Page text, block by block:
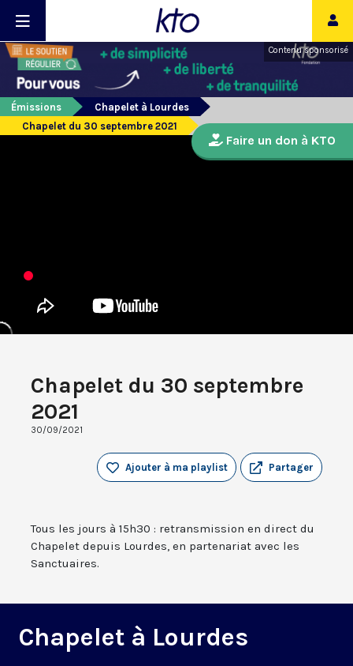
Contenu sponsorisé
Émissions
Chapelet à Lourdes
Chapelet du 30 septembre 2021
Chapelet du 30 septembre
2021
30/09/2021
Partager
Ajouter à ma playlist
Tous les jours à 15h30 : retransmission en direct du
Chapelet depuis Lourdes, en partenariat avec les
Sanctuaires.
Chapelet à Lourdes
Faire un don à KTO